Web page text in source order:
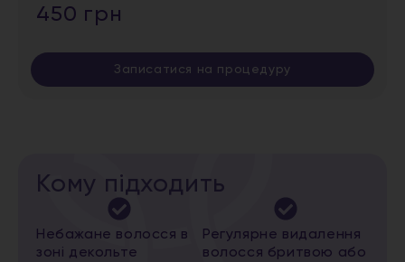
450 грн
Записатися на процедуру
Кому підходить
Небажане волосся в
зоні декольте
Регулярне видалення
волосся бритвою або